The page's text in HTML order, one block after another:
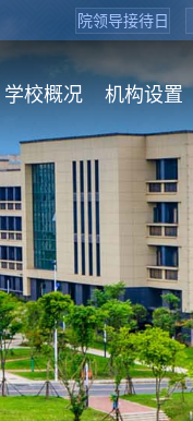
院领导接待日
学校概况 机构设置